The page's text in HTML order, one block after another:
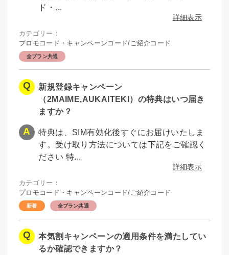
ド・...
詳細表示
カテゴリー：
プロモコード・キャンペーンコード/ご紹介コード
全プラン共通
新規登録キャンペーン
（2MAIME,AUKAITEKI）の特典はいつ届き
ますか？
特典は、SIM有効化後すぐにお届けいたしま
す。受け取り方法については下記をご確認く
ださい 特...
詳細表示
カテゴリー：
プロモコード・キャンペーンコード/ご紹介コード
全プラン共通
本気割キャンペーンの適用条件を満たしてい
るか確認できますか？